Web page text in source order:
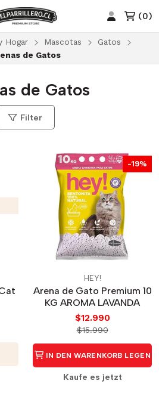
(0)
Hogar Mascotas
Gatos
de Gatos
de Gatos
Filter
-19%
HEY!
Arena de Gato Premium 10
KG AROMA LAVANDA
$12.990
$15.990
IN DEN WARENKORB LEGEN
Kaufe es jetzt